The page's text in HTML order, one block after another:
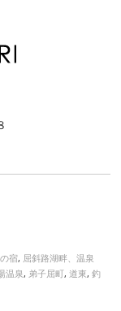
８
宿, 屈斜路湖畔、温泉
温泉, 弟子屈町,道東,釣